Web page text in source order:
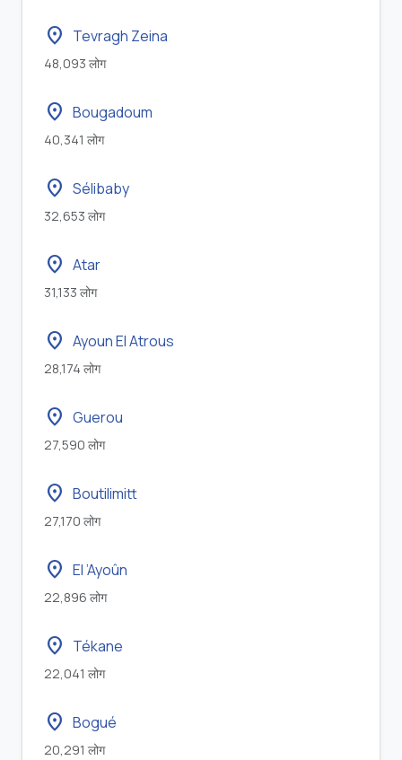
location_on Tevragh Zeina
48,093 लोग
location_on Bougadoum
40,341 लोग
location_on Sélibaby
32,653 लोग
location_on Atar
31,133 लोग
location_on Ayoun El Atrous
28,174 लोग
location_on Guerou
27,590 लोग
location_on Boutilimitt
27,170 लोग
location_on El ’Ayoûn
22,896 लोग
location_on Tékane
22,041 लोग
location_on Bogué
20,291 लोग